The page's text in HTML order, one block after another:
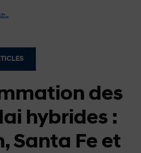
des
hybrides :
Santa Fe et